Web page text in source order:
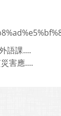
語課....
害應....